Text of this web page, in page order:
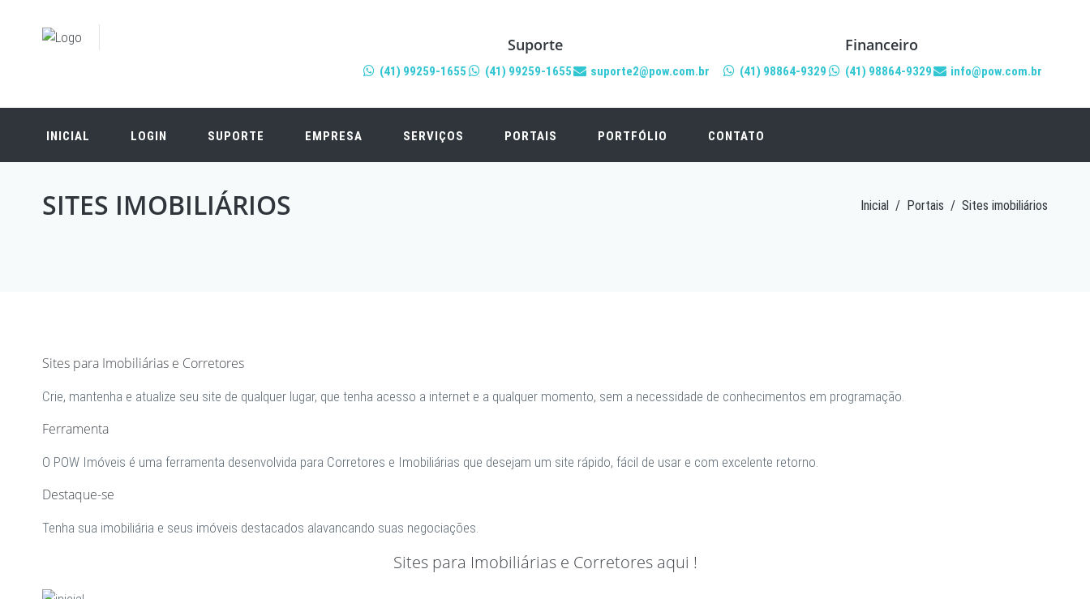
Suporte
(41) 99259-1655 (41) 99259-1655 suporte2@pow.com.br
Financeiro
(41) 98864-9329 (41) 98864-9329 info@pow.com.br
INICIAL LOGIN SUPORTE EMPRESA SERVIÇOS PORTAIS PORTFÓLIO CONTATO
SITES IMOBILIÁRIOS Inicial / Portais / Sites imobiliários
Sites para Imobiliárias e Corretores
Crie, mantenha e atualize seu site de qualquer lugar, que tenha acesso a internet e a qualquer momento, sem a necessidade de conhecimentos em programação.
Ferramenta
O POW Imóveis é uma ferramenta desenvolvida para Corretores e Imobiliárias que desejam um site rápido, fácil de usar e com excelente retorno.
Destaque-se
Tenha sua imobiliária e seus imóveis destacados alavancando suas negociações.
Sites para Imobiliárias e Corretores aqui !